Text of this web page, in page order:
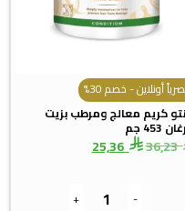
أونلاين - خصم 30%
كريم معالج ومرطب بزيت
453 جم
36,23
25,36
-
+